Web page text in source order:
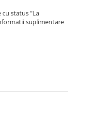
cu status "La
suplimentare